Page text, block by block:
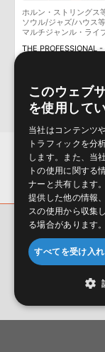
構成する全てのサ
保証するものでは
しかねます。
ホルン・ストリングス
ソウル/ジャズ/ハウス
マルチジャンル・ライ
会社概要 環境保護
サイト動作環境
このウェブ
を使用して
当社はコンテンツ
トラフィックを分
します。また、当
トの使用に関する
ナーと共有します
提供した他の情報
スの使用から収集
る場合があります。
すべてを受け入